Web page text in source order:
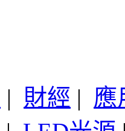
| 財經 | 應